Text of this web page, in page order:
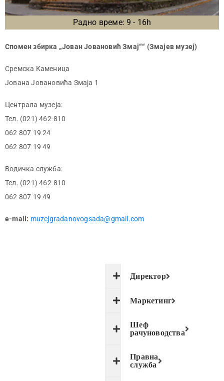
Радно време: 9 - 16h
Спомен збирка „Јован Јовановић Змај““ (Змајев музеј)
Сремска Каменица
Јована Јовановића Змаја 1
Централа музеја:
Тел. (021) 462-810
062 807 19 24
062 807 19 49
Водичка служба:
Тел. (021) 462-810
062 807 19 49
e-mail: muzejgradanovogsada@gmail.com
Директор
Маркетинг
Шеф
рачуноводства
Правна
служба